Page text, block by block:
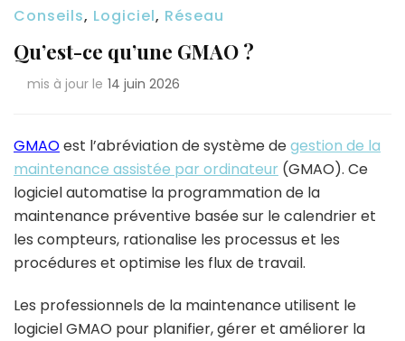
Conseils, Logiciel, Réseau
Qu’est-ce qu’une GMAO ?
mis à jour le 14 juin 2026
GMAOest l’abréviation de système degestion de la
maintenance assistée par ordinateur (GMAO). Ce
logiciel automatise la programmation de la
maintenance préventive basée sur le calendrier et
les compteurs, rationalise les processus et les
procédures et optimise les flux de travail.
Les professionnels de la maintenance utilisent le
logiciel GMAO pour planifier, gérer et améliorer la